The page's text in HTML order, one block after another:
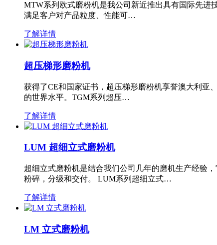
MTW系列欧式磨粉机是我公司新近推出具有国际先
满足客户对产品粒度、性能可…
了解详情
超压梯形磨粉机
获得了CE和国家证书，超压梯形磨粉机享誉澳大利亚
的世界水平。TGM系列超压…
了解详情
LUM 超细立式磨粉机
超细立式磨粉机是结合我们公司几年的磨机生产经验
粉碎，分级和交付。 LUM系列超细立式…
了解详情
LM 立式磨粉机